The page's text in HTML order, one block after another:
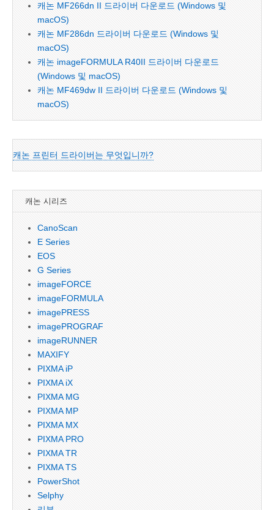
캐논 MF266dn II 드라이버 다운로드 (Windows 및
macOS)
캐논 MF286dn 드라이버 다운로드 (Windows 및
macOS)
캐논 imageFORMULA R40II 드라이버 다운로드
(Windows 및 macOS)
캐논 MF469dw II 드라이버 다운로드 (Windows 및
macOS)
캐논 프린터 드라이버는 무엇입니까?
캐논 시리즈
CanoScan
E Series
EOS
G Series
imageFORCE
imageFORMULA
imagePRESS
imagePROGRAF
imageRUNNER
MAXIFY
PIXMA iP
PIXMA iX
PIXMA MG
PIXMA MP
PIXMA MX
PIXMA PRO
PIXMA TR
PIXMA TS
PowerShot
Selphy